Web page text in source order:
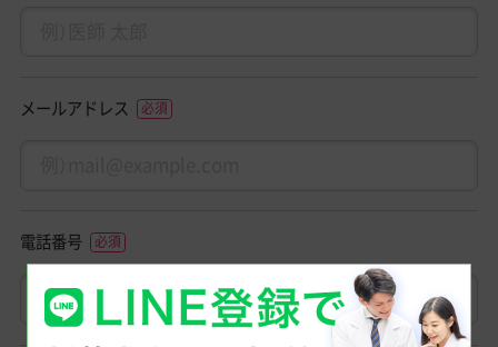
メールアドレス
電話番号